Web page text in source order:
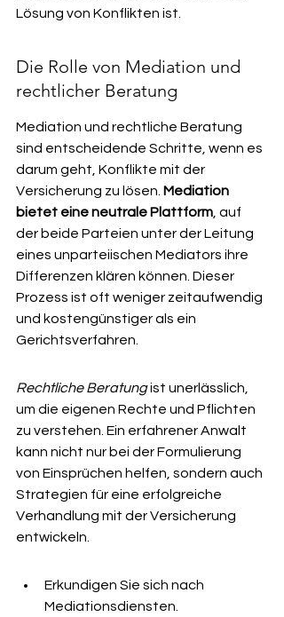
Lösung von Konflikten ist.
Die Rolle von Mediation und
rechtlicher Beratung
Mediation und rechtliche Beratung
sind entscheidende Schritte, wenn es
darum geht, Konflikte mit der
Versicherung zu lösen. Mediation
bietet eine neutrale Plattform , auf
der beide Parteien unter der Leitung
eines unparteiischen Mediators ihre
Differenzen klären können. Dieser
Prozess ist oft weniger zeitaufwendig
und kostengünstiger als ein
Gerichtsverfahren.
Rechtliche Beratung ist unerlässlich,
um die eigenen Rechte und Pflichten
zu verstehen. Ein erfahrener Anwalt
kann nicht nur bei der Formulierung
von Einsprüchen helfen, sondern auch
Strategien für eine erfolgreiche
Verhandlung mit der Versicherung
entwickeln.
Erkundigen Sie sich nach
Mediationsdiensten.